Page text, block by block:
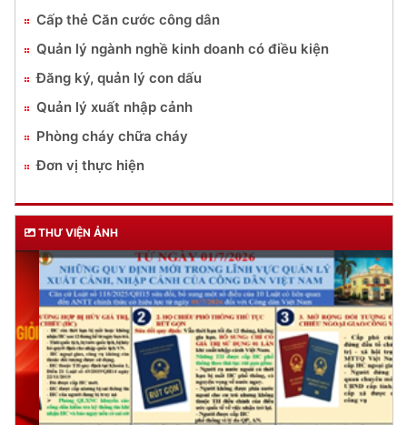
Cấp thẻ Căn cước công dân
Quản lý ngành nghề kinh doanh có điều kiện
Đăng ký, quản lý con dấu
Quản lý xuất nhập cảnh
Phòng cháy chữa cháy
Đơn vị thực hiện
THƯ VIỆN ẢNH